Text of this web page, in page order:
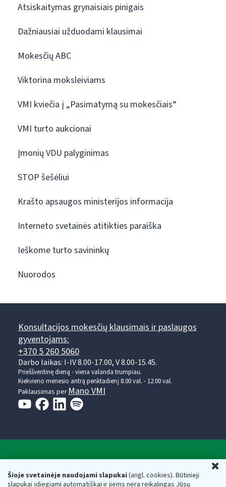
Šioje svetainėje naudojami slapukai(angl. cookies). Būtinieji
slapukai įdiegiami automatiškai ir jiems nėra reikalingas Jūsų
Atsiskaitymas grynaisiais pinigais
Dažniausiai užduodami klausimai
Mokesčių ABC
Viktorina moksleiviams
VMI kviečia į „Pasimatymą su mokesčiais“
VMI turto aukcionai
Įmonių VDU palyginimas
STOP šešėliui
Krašto apsaugos ministerijos informacija
Interneto svetainės atitikties paraiška
Ieškome turto savininkų
Nuorodos
Konsultacijos mokesčių klausimais ir paslaugos
gyventojams:
+370 5 260 5060
Darbo laikas: I-IV 8.00-17.00, V 8.00-15.45.
Prieššventinę dieną - viena valanda trumpiau.
Kiekvieno mėnesio antrą penktadienį 8.00 val. - 12.00 val.
Paklausimas per Mano VMI
Respublikos finansų ministerijos